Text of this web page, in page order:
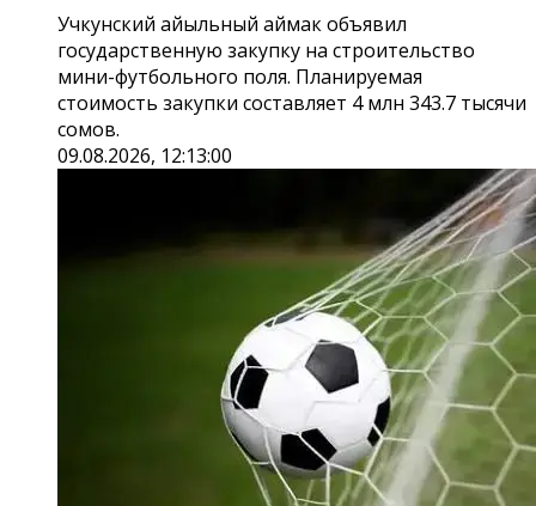
Учкунский айыльный аймак объявил
государственную закупку на строительство
мини-футбольного поля. Планируемая
стоимость закупки составляет 4 млн 343.7 тысячи
сомов.
09.08.2026, 12:13:00